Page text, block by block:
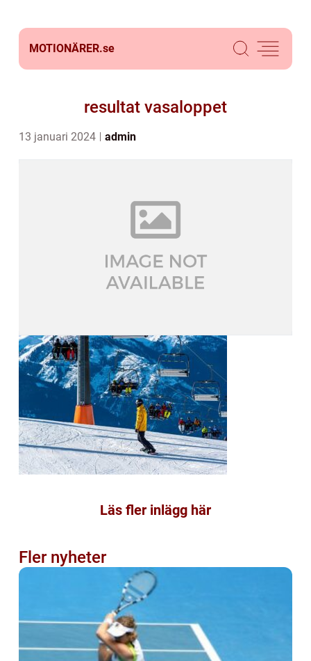
MOTIONÄRER.se
resultat vasaloppet
13 januari 2024 admin
Läs fler inlägg här
Fler nyheter